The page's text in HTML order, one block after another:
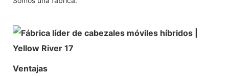
Ventajas